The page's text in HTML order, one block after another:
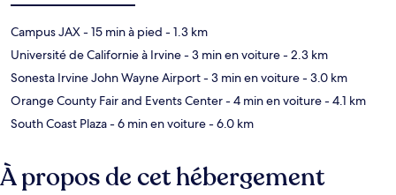
Campus JAX- 15 min à pied - 1.3 km
Université de Californie à Irvine- 3 min en voiture- 2.3 km
Sonesta Irvine John Wayne Airport- 3 min en voiture- 3.0 km
Orange County Fair and Events Center- 4 min en voiture- 4.1 km
South Coast Plaza- 6 min en voiture- 6.0 km
À propos de cet hébergement